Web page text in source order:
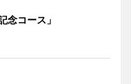
念コース」